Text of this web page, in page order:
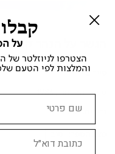
הגשר על הנהר קוואי
פייר בול
משרד הבטחון , 1983
,תרגום
קבלו 15%
על
הצטרפו לניוזלטר של
והמלצות לפי הטעם